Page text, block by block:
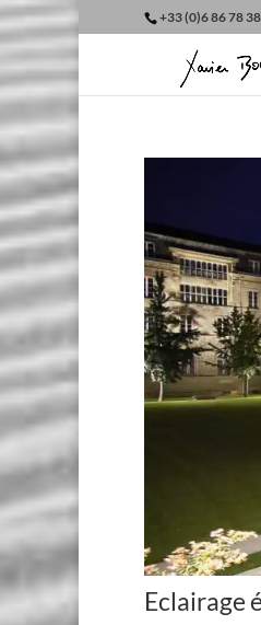
+33 (0)6 86 78
Eclairage